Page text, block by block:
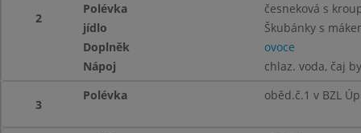
2
Polévka
česneková s
jídlo
Škubánky s
Doplněk
ovoce
Nápoj
chlaz. voda, čaj
3
Polévka oběd.č.1 v BZL